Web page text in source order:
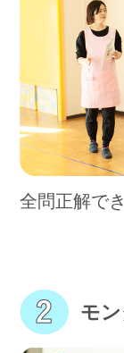
全問正解で
モ